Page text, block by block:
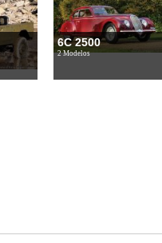
6C 2500
2 Modelos